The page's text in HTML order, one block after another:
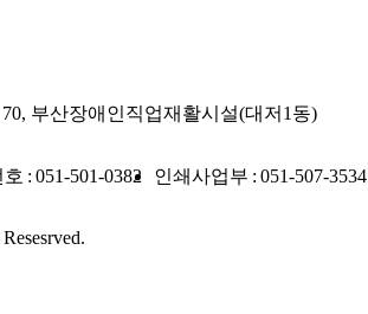
부산장애인직업재활시설(대저1동)
: 051-501-0382 인쇄사업부 : 051-507-3534